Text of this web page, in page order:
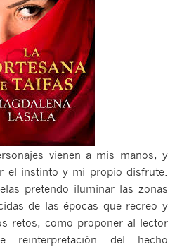
vienen a mis manos, y
el instinto y mi propio disfrute.
pretendo iluminar las zonas
de las épocas que recreo y
retos, como proponer al lector
reinterpretación del hecho